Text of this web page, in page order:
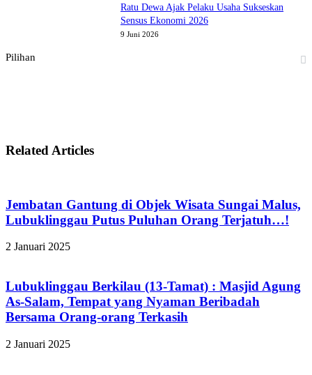
Ratu Dewa Ajak Pelaku Usaha Sukseskan
Sensus Ekonomi 2026
9 Juni 2026
Pilihan
Related Articles
Jembatan Gantung di Objek Wisata Sungai Malus,
Lubuklinggau Putus Puluhan Orang Terjatuh…!
2 Januari 2025
Lubuklinggau Berkilau (13-Tamat) : Masjid Agung
As-Salam, Tempat yang Nyaman Beribadah
Bersama Orang-orang Terkasih
2 Januari 2025